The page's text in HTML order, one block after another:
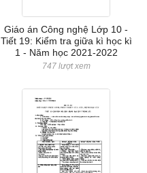
Giáo án Công nghệ Lớp 10 -
Tiết 19: Kiểm tra giữa kì học kì
1 - Năm học 2021-2022
747 lượt xem